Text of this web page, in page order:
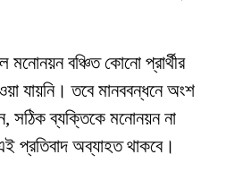
মনোনয়ন বঞ্চিত কোনো প্রার্থীর
যায়নি। তবে মানববন্ধনে অংশ
সঠিক ব্যক্তিকে মনোনয়ন না
প্রতিবাদ অব্যাহত থাকবে।